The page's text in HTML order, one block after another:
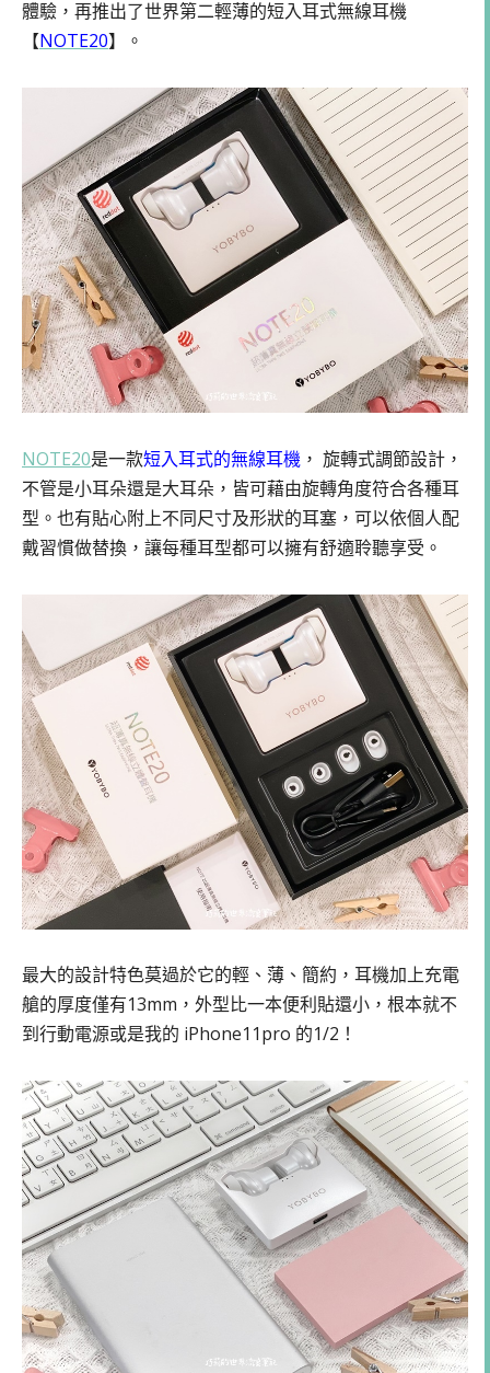
體驗，再推出了世界第二輕薄的短入耳式無線耳機
【NOTE20】。
NOTE20是一款短入耳式的無線耳機 ， 旋轉式調節設計，
不管是小耳朵還是大耳朵，皆可藉由旋轉角度符合各種耳
型。也有貼心附上不同尺寸及形狀的耳塞，可以依個人配
戴習慣做替換，讓每種耳型都可以擁有舒適聆聽享受。
最大的設計特色莫過於它的輕、薄、簡約，耳機加上充電
艙的厚度僅有13mm，外型比一本便利貼還小，根本就不
到行動電源或是我的 iPhone11pro 的1/2！